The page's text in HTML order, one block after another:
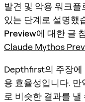
발견 및 악용 워크
있는 단계로 설명했
Preview에 대한 글
Claude Mythos
Depthfirst의 주장에
용 효율성입니다. 만
로 비슷한 결과를 낼